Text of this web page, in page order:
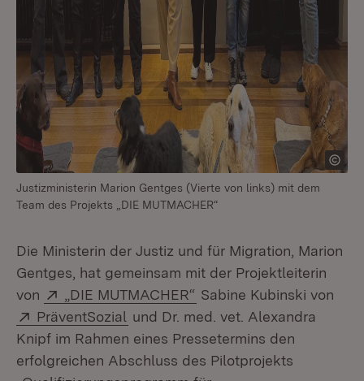
Justizministerin Marion Gentges (Vierte von links) mit dem
Team des Projekts „DIE MUTMACHER“
Die Ministerin der Justiz und für Migration, Marion
Gentges, hat gemeinsam mit der Projektleiterin
von
Extern:
„DIE MUTMACHER“ (Öffnet in neuem
Sabine Kubinski von
Extern:
PräventSozial (Öffnet in neuem Fenster)
und Dr. med. vet. Alexandra
Knipf im Rahmen eines Pressetermins den
erfolgreichen Abschluss des Pilotprojekts